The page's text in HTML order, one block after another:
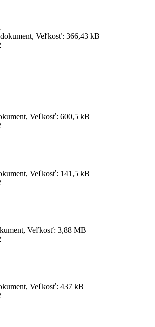
Veľkosť: 366,43 kB
Veľkosť: 600,5 kB
Veľkosť: 141,5 kB
Veľkosť: 3,88 MB
Veľkosť: 437 kB